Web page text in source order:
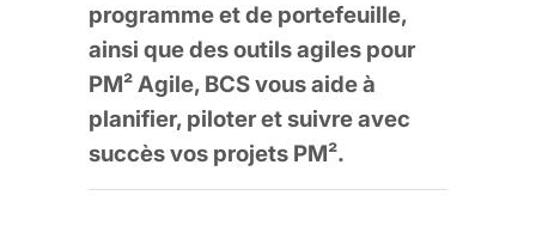
programme et de portefeuille,
ainsi que des outils agiles pour
PM² Agile, BCS vous aide à
planifier, piloter et suivre avec
succès vos projets PM².